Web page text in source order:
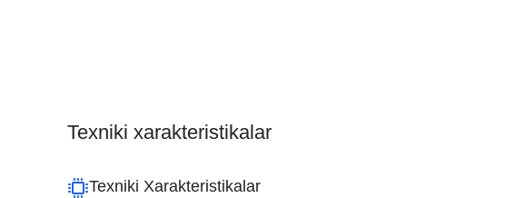
Texniki xarakteristikalar
Texniki Xarakteristikalar